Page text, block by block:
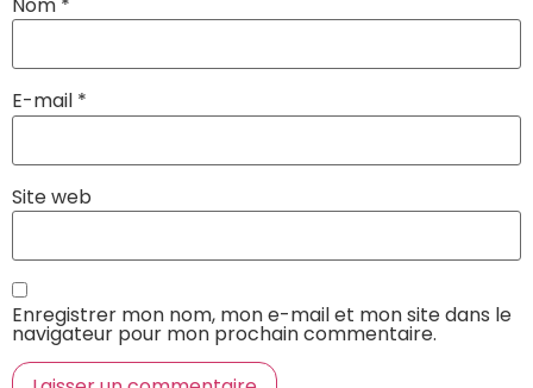
E-mail *
Site web
Enregistrer mon nom, mon e-mail et mon site dans le
navigateur pour mon prochain commentaire.